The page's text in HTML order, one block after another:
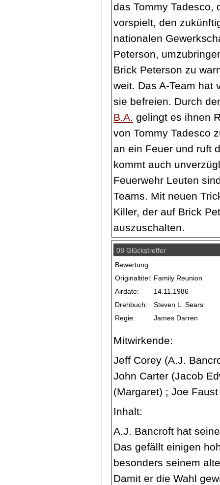
das Tommy Tadesco,
vorspielt, den
nationalen
Peterson,
Brick Peterson zu
weit. Das A-Team hat
sie befreien. Durch
B.A. gelingt es ihnen
von Tommy Tadesco
an ein Feuer und ruft
kommt auch
Feuerwehr Leuten
Teams. Mit neuen
Killer, der auf Brick
auszuschalten.
08 Glückstreffer
Bewertung:
Originaltitel: Family Reunion
Airdate:
14.11.1986
Drehbuch:
Steven L. Sears
Regie:
James Darren
Mitwirkende:
Jeff Corey (A.J.
John Carter (Jacob
(Margaret) ; Joe
Inhalt:
A.J. Bancroft hat
Das gefällt einigen
besonders seinem
Damit er die Wahl